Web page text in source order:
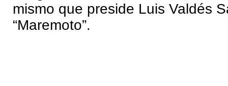
mismo que preside Luis Valdés
“Maremoto”.